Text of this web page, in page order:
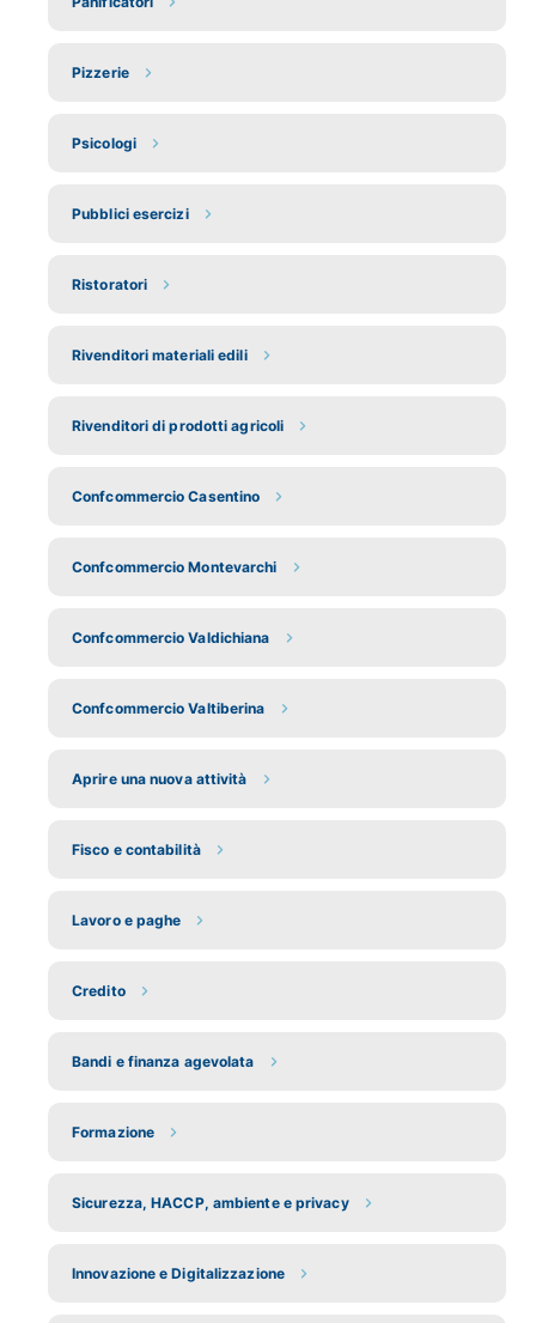
Pizzerie
Psicologi
Pubblici esercizi
Ristoratori
Rivenditori materiali edili
Rivenditori di prodotti agricoli
Confcommercio Casentino
Confcommercio Montevarchi
Confcommercio Valdichiana
Confcommercio Valtiberina
Aprire una nuova attività
Fisco e contabilità
Lavoro e paghe
Credito
Bandi e finanza agevolata
Formazione
Sicurezza, HACCP, ambiente e privacy
Innovazione e Digitalizzazione